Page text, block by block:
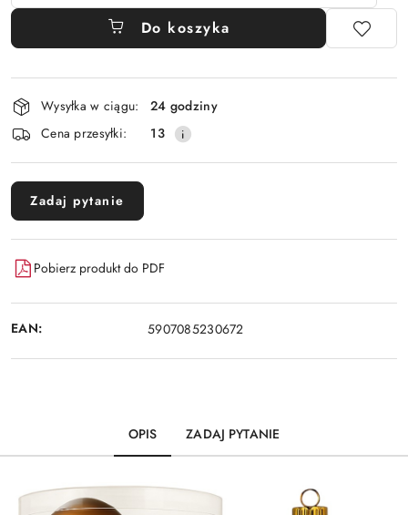
Do koszyka
Dostępność
i
dostawa
Wysyłka w ciągu:
24 godziny
Cena przesyłki:
13
Zadaj pytanie
Pobierz produkt do PDF
EAN: 5907085230672
OPIS ZADAJ PYTANIE